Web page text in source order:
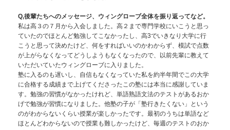
Q,後輩たちへのメッセージ、ウィングローブ全体を振り返ってなど。
私は高３の７月から入会しました。高２まで専門学校にいこうと思っ
ていたのでほとんど勉強してこなかったし、高3でいきなり大学に行
こうと思って決めたけど、何をすればいいのかわからず、模試で点数
が上がらなくなってどうしようもなくなったので、以前先輩に教えて
いただいていたウィングローブに入りました。
塾に入るのも遅いし、自信もなくなっていた私を約半年間でこの大学
に合格する成績まで上げてくださったこの塾には本当に感謝していま
す。勉強の習慣がなかったけれど、単語熟語文法のテストがあるおか
げで勉強が習慣になりました。他塾の子が「塾行きたくない」という
のがわからないくらい授業が楽しかったです。最初のうちは単語など
ほとんどわからないので授業も難しかったけど、毎週のテストのおか